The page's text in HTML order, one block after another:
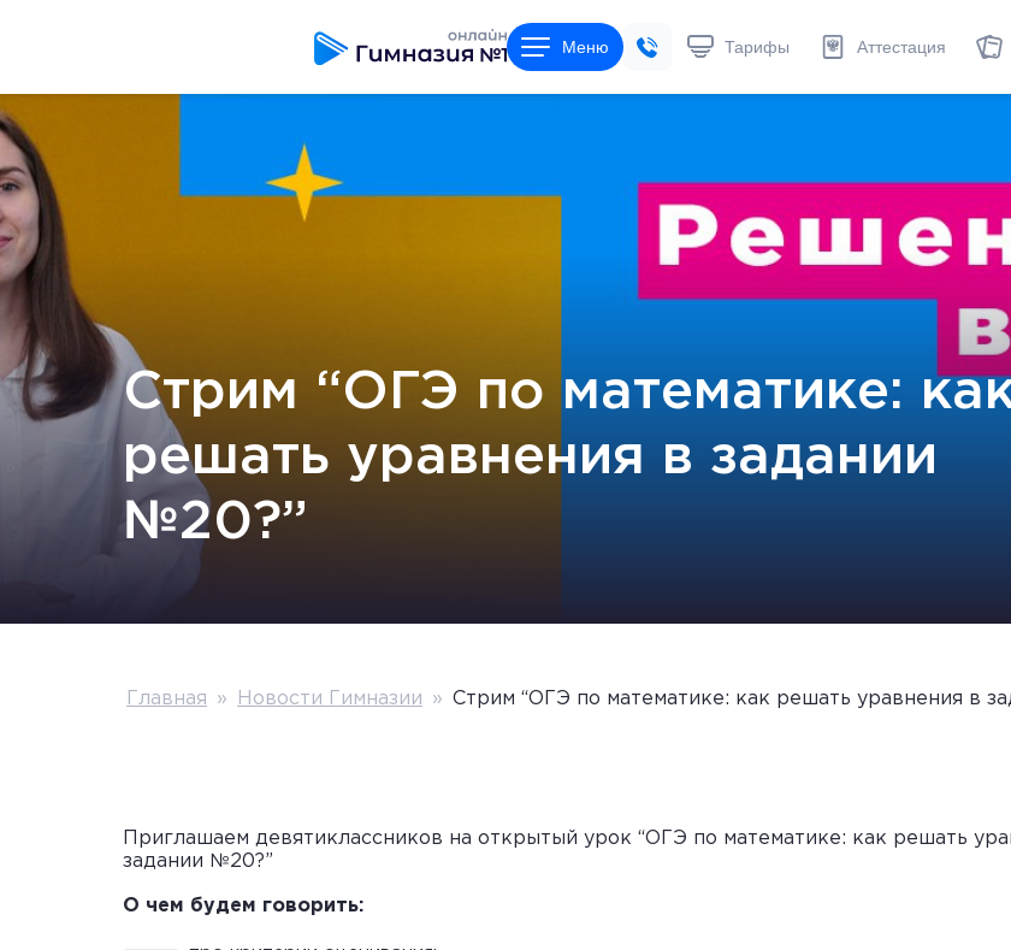
Меню Тарифы Аттестация
Стрим “ОГЭ по математике:
решать уравнения в задании
№20?”
Главная » Новости Гимназии » Стрим “ОГЭ по математике: как решать уравнения в
Приглашаем девятиклассников на открытый урок “ОГЭ по математике: как решать
задании №20?”
О чем будем говорить: